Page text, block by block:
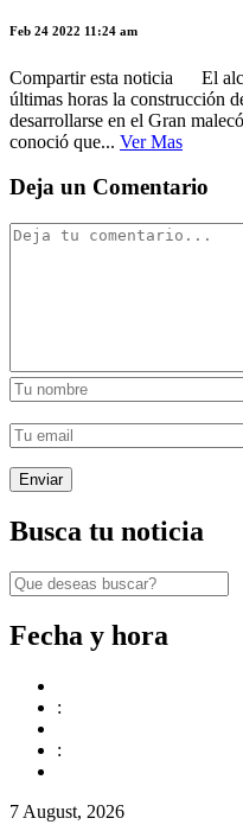
Feb 24 2022 11:24 am
Compartir esta noticia El
últimas horas la construcción
desarrollarse en el Gran
conoció que... Ver Mas
Deja un Comentario
Busca tu noticia
Fecha y hora
:
:
7 August, 2026